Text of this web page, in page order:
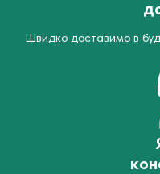
Швидко доставимо в